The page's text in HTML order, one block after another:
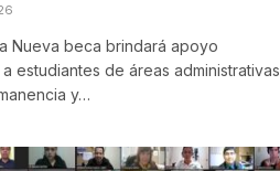
Nueva beca brindará apoyo
estudiantes de áreas administrativas
y…